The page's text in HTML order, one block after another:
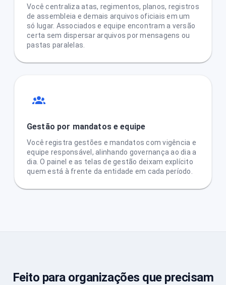
Você centraliza atas, regimentos, planos, registros
de assembleia e demais arquivos oficiais em um
só lugar. Associados e equipe encontram a versão
certa sem dispersar arquivos por mensagens ou
pastas paralelas.
Gestão por mandatos e equipe
Você registra gestões e mandatos com vigência e
equipe responsável, alinhando governança ao dia a
dia. O painel e as telas de gestão deixam explícito
quem está à frente da entidade em cada período.
Feito para organizações que precisam